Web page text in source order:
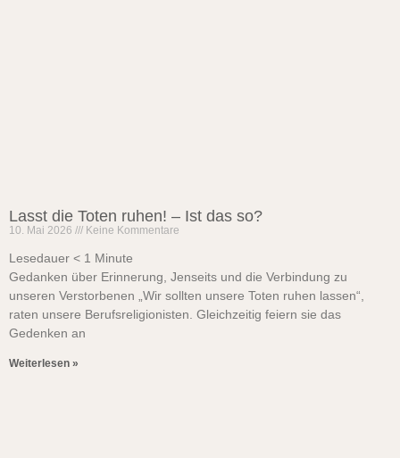
Lasst die Toten ruhen! – Ist das so?
10. Mai 2026 Keine Kommentare
Lesedauer < 1 Minute
Gedanken über Erinnerung, Jenseits und die Verbindung zu
unseren Verstorbenen „Wir sollten unsere Toten ruhen lassen“,
raten unsere Berufsreligionisten. Gleichzeitig feiern sie das
Gedenken an
Weiterlesen »